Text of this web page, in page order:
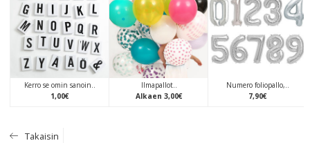
Kerro se omin sanoin..
1,00€
Ilmapallot..
Alkaen 3,00€
Numero foliopallo,..
7,90€
Takaisin